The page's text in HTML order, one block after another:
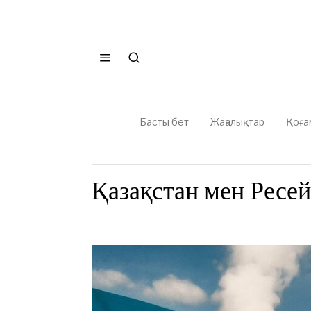
Басты бет Жаңалықтар
Қазақстан мен